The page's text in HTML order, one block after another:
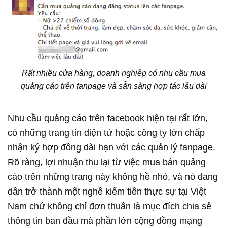
Rất nhiều cửa hàng, doanh nghiệp có nhu cầu mua
quảng cáo trên fanpage và sẵn sàng hợp tác lâu dài
Nhu cầu quảng cáo trên facebook hiện tại rất lớn,
có những trang tin điện tử hoặc công ty lớn chấp
nhận ký hợp đồng dài hạn với các quản lý fanpage.
Rõ ràng, lợi nhuận thu lại từ việc mua bán quảng
cáo trên những trang này không hề nhỏ, và nó đang
dần trở thành một nghề kiếm tiền thực sự tại Việt
Nam chứ không chỉ đơn thuần là mục đích chia sẻ
thông tin ban đầu mà phần lớn cộng đồng mạng